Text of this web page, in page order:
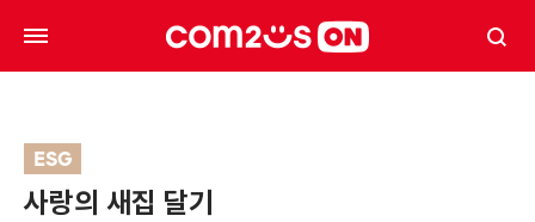
ESG
사랑의 새집 달기